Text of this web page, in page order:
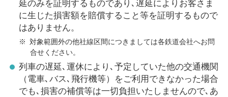
延のみを証明するものであり､遅延によりお客さま
に生じた損害額を賠償すること等を証明するもので
はありません。
※ 対象範囲外の他社線区間につきましては各鉄道会社へお問
合せください。
列車の遅延､運休により､予定していた他の交通機関
（電車､バス､飛行機等）をご利用できなかった場合
でも､損害の補償等は一切負担いたしませんので､あ